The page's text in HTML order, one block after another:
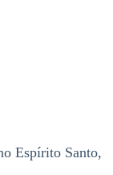
Espírito Santo,